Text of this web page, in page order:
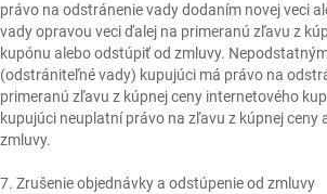
právo na odstránenie vady dodaním novej veci
vady opravou veci ďalej na primeranú zľavu z
kupónu alebo odstúpiť od zmluvy.
(odstrániteľné vady) kupujúci má právo na
primeranú zľavu z kúpnej ceny internetového
kupujúci neuplatní právo na zľavu z kúpnej ceny
zmluvy.
7. Zrušenie objednávky a odstúpenie od zmluvy